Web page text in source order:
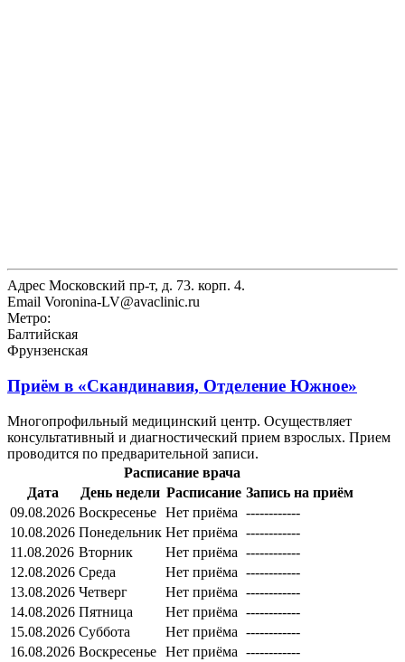
Адрес Московский пр-т, д. 73. корп. 4.
Email Voronina-LV@avaclinic.ru
Метро:
Балтийская
Фрунзенская
Приём в «Скандинавия, Отделение Южное»
Многопрофильный медицинский центр. Осуществляет
консультативный и диагностический прием взрослых. Прием
проводится по предварительной записи.
Расписание врача
Дата
День недели Расписание Запись на приём
09.08.2026 Воскресенье Нет приёма ------------
10.08.2026 Понедельник Нет приёма ------------
11.08.2026 Вторник Нет приёма ------------
12.08.2026 Среда Нет приёма ------------
13.08.2026 Четверг Нет приёма ------------
14.08.2026 Пятница Нет приёма ------------
15.08.2026 Суббота Нет приёма ------------
16.08.2026 Воскресенье Нет приёма ------------